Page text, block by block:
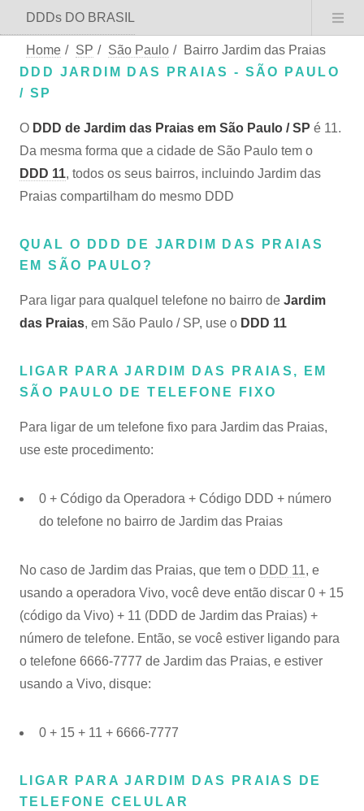
DDDs DO BRASIL
Home / SP / São Paulo /
Bairro Jardim das Praias
DDD JARDIM DAS PRAIAS - SÃO PAULO
/ SP
O DDD de Jardim das Praias em São Paulo / SP é 11.
Da mesma forma que a cidade de São Paulo tem o
DDD 11, todos os seus bairros, incluindo Jardim das
Praias compartilham do mesmo DDD
QUAL O DDD DE JARDIM DAS PRAIAS
EM SÃO PAULO?
Para ligar para qualquel telefone no bairro de Jardim
das Praias, em São Paulo / SP, use o DDD 11
LIGAR PARA JARDIM DAS PRAIAS, EM
SÃO PAULO DE TELEFONE FIXO
Para ligar de um telefone fixo para Jardim das Praias,
use este procedimento:
0 + Código da Operadora + Código DDD + número
do telefone no bairro de Jardim das Praias
No caso de Jardim das Praias, que tem o DDD 11, e
usando a operadora Vivo, você deve então discar 0 + 15
(código da Vivo) + 11 (DDD de Jardim das Praias) +
número de telefone. Então, se você estiver ligando para
o telefone 6666-7777 de Jardim das Praias, e estiver
usando a Vivo, disque:
0 + 15 + 11 + 6666-7777
LIGAR PARA JARDIM DAS PRAIAS DE
TELEFONE CELULAR